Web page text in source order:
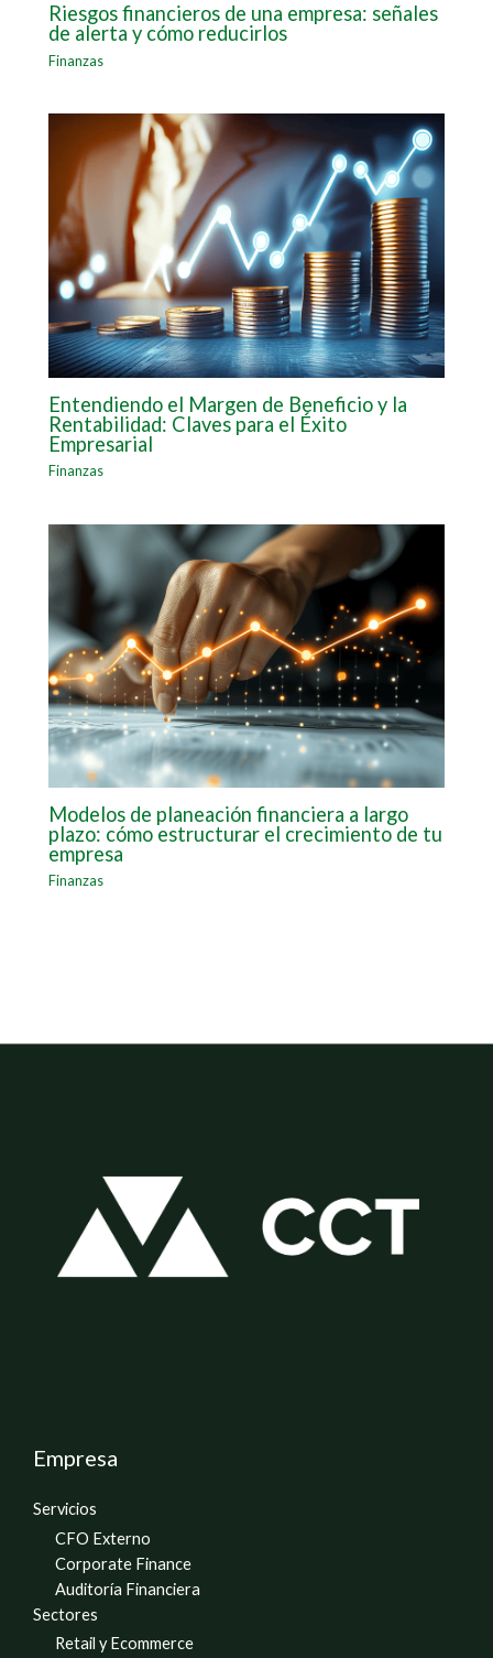
Riesgos financieros de una empresa: señales
de alerta y cómo reducirlos
Finanzas
Entendiendo el Margen de Beneficio y la
Rentabilidad: Claves para el Éxito
Empresarial
Finanzas
Modelos de planeación financiera a largo
plazo: cómo estructurar el crecimiento de tu
empresa
Finanzas
Empresa
Servicios
CFO Externo
Corporate Finance
Auditoría Financiera
Sectores
Retail y Ecommerce